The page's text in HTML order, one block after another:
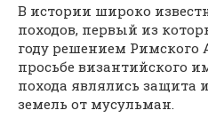
В истории широко
походов, первый из
году решением Римского
просьбе византийского
похода являлись защита
земель от мусульман.